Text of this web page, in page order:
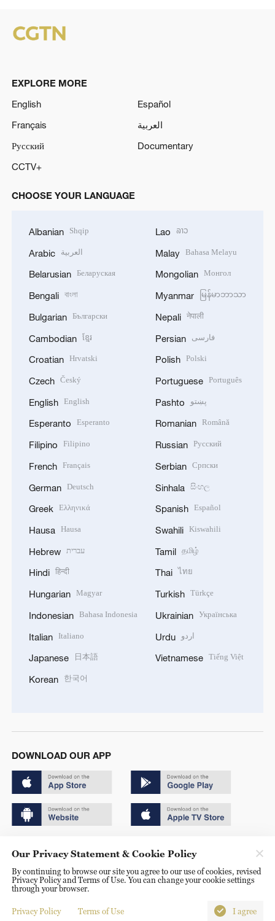
EXPLORE MORE
English
Español
Français
العربية
Русский
Documentary
CCTV+
CHOOSE YOUR LANGUAGE
Albanian Shqip
Arabic العربية
Belarusian Беларуская
Bengali বাংলা
Bulgarian Български
Cambodian ខ្មែរ
Croatian Hrvatski
Czech Český
English English
Esperanto Esperanto
Filipino Filipino
French Français
German Deutsch
Greek Ελληνικά
Hausa Hausa
Hebrew עברית
Hindi हिन्दी
Hungarian Magyar
Indonesian Bahasa Indonesia
Italian Italiano
Japanese 日本語
Korean 한국어
Lao ລາວ
Malay Bahasa Melayu
Mongolian Монгол
Myanmar မြန်မာဘာသာ
Nepali नेपाली
Persian فارسی
Polish Polski
Portuguese Português
Pashto پښتو
Romanian Română
Russian Русский
Serbian Српски
Sinhala සිංහල
Spanish Español
Swahili Kiswahili
Tamil தமிழ்
Thai ไทย
Turkish Türkçe
Ukrainian Українська
Urdu اردو
Vietnamese Tiếng Việt
DOWNLOAD OUR APP
京ICP备20000184号
京公网安备 11010502050052号
Disinformation report hotline: 010-85061466
Our Privacy Statement & Cookie Policy
By continuing to browse our site you agree to our use of cookies, revised
Privacy Policy and Terms of Use. You can change your cookie settings
through your browser.
Privacy Policy Terms of Use I agree